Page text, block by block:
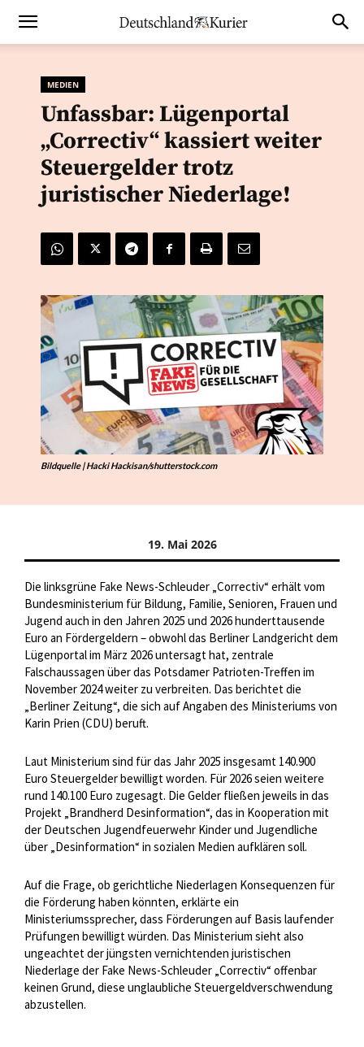
MEDIEN
Unfassbar: Lügenportal
„Correctiv“ kassiert weiter
Steuergelder trotz
juristischer Niederlage!
Bildquelle | Hacki Hackisan/shutterstock.com
19. Mai 2026
Die linksgrüne Fake News-Schleuder „Correctiv“ erhält vom
Bundesministerium für Bildung, Familie, Senioren, Frauen und
Jugend auch in den Jahren 2025 und 2026 hunderttausende
Euro an Fördergeldern – obwohl das Berliner Landgericht dem
Lügenportal im März 2026 untersagt hat, zentrale
Falschaussagen über das Potsdamer Patrioten-Treffen im
November 2024 weiter zu verbreiten. Das berichtet die
„Berliner Zeitung“, die sich auf Angaben des Ministeriums von
Karin Prien (CDU) beruft.
Laut Ministerium sind für das Jahr 2025 insgesamt 140.900
Euro Steuergelder bewilligt worden. Für 2026 seien weitere
rund 140.100 Euro zugesagt. Die Gelder fließen jeweils in das
Projekt „Brandherd Desinformation“, das in Kooperation mit
der Deutschen Jugendfeuerwehr Kinder und Jugendliche
über „Desinformation“ in sozialen Medien aufklären soll.
Auf die Frage, ob gerichtliche Niederlagen Konsequenzen für
die Förderung haben könnten, erklärte ein
Ministeriumssprecher, dass Förderungen auf Basis laufender
Prüfungen bewilligt würden. Das Ministerium sieht also
ungeachtet der jüngsten vernichtenden juristischen
Niederlage der Fake News-Schleuder „Correctiv“ offenbar
keinen Grund, diese unglaubliche Steuergeldverschwendung
abzustellen.